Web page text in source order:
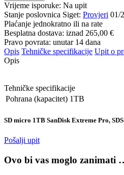
Vrijeme isporuke: Na upit
Stanje poslovnica Siget: Provjeri 01/
Plaćanje jednokratno ili na rate
Besplatna dostava: iznad 265,00 €
Pravo povrata: unutar 14 dana
Opis Tehničke specifikacije Upit o
Opis
Tehničke specifikacije
Pohrana (kapacitet) 1TB
SD micro 1TB SanDisk Extreme Pro,
Pošalji upit
Ovo bi vas moglo zanimati